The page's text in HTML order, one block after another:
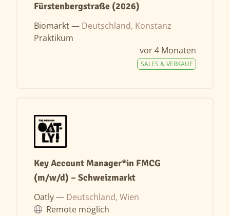
Fürstenbergstraße (2026)
Biomarkt — Deutschland, Konstanz
Praktikum
vor 4 Monaten
SALES & VERKAUF
Key Account Manager*in FMCG
(m/w/d) – Schweizmarkt
Oatly — Deutschland, Wien
Remote möglich